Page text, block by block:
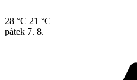
28 °C 21 °C
pátek 7. 8.